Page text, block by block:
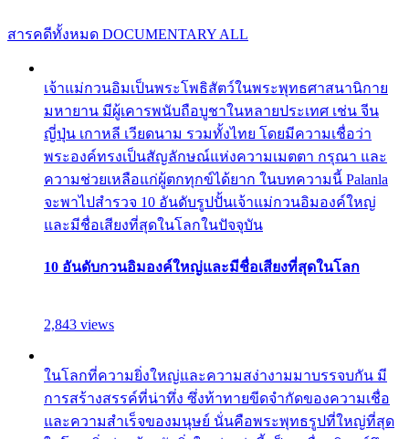
สารคดีทั้งหมด DOCUMENTARY ALL
เจ้าแม่กวนอิมเป็นพระโพธิสัตว์ในพระพุทธศาสนานิกาย
มหายาน มีผู้เคารพนับถือบูชาในหลายประเทศ เช่น จีน
ญี่ปุ่น เกาหลี เวียดนาม รวมทั้งไทย โดยมีความเชื่อว่า
พระองค์ทรงเป็นสัญลักษณ์แห่งความเมตตา กรุณา และ
ความช่วยเหลือแก่ผู้ตกทุกข์ได้ยาก ในบทความนี้ Palanla
จะพาไปสำรวจ 10 อันดับรูปปั้นเจ้าแม่กวนอิมองค์ใหญ่
และมีชื่อเสียงที่สุดในโลกในปัจจุบัน
10 อันดับกวนอิมองค์ใหญ่และมีชื่อเสียงที่สุดในโลก
2,843 views
ในโลกที่ความยิ่งใหญ่และความสง่างามมาบรรจบกัน มี
การสร้างสรรค์ที่น่าทึ่ง ซึ่งท้าทายขีดจำกัดของความเชื่อ
และความสำเร็จของมนุษย์ นั่นคือพระพุทธรูปที่ใหญ่ที่สุด